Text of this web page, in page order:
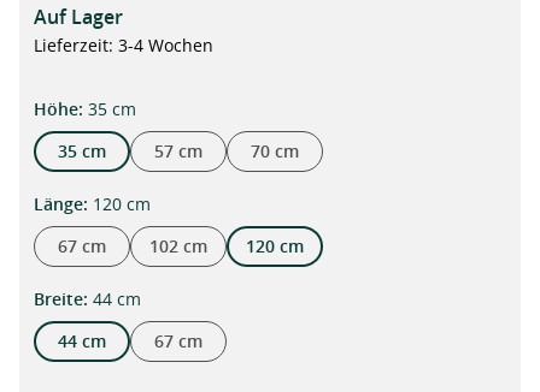
Auf Lager
Lieferzeit: 3-4 Wochen
Höheauswählen
: 35 cm
35 cm
57 cm 70 cm
Längeauswählen
: 120 cm
67 cm
102 cm 120 cm
Breiteauswählen
: 44 cm
44 cm
67 cm